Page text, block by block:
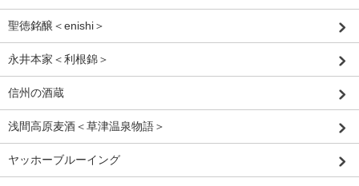
聖徳銘醸＜enishi＞
永井本家＜利根錦＞
信州の酒蔵
浅間高原麦酒＜草津温泉物語＞
ヤッホーブルーイング